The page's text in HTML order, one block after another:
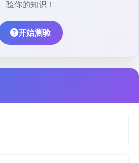
验你的知识！
开始测验